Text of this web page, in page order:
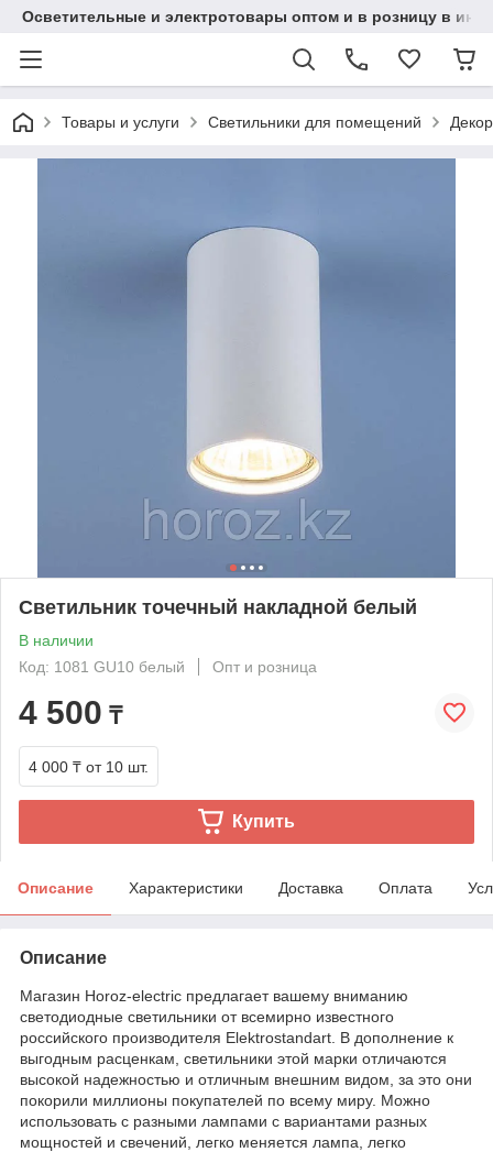
Осветительные и электротовары оптом и в розницу в
Товары и услуги Светильники для помещений
Светильник точечный накладной белый
В наличии
Код: 1081 GU10 белый
Опт и розница
4 500 ₸
4 000 ₸ от 10 шт.
Купить
Описание Характеристики Доставка Оплата
Описание
Магазин Horoz-electric предлагает вашему вниманию
светодиодные светильники от всемирно известного
российского производителя Elektrostandart. В дополнение к
выгодным расценкам, светильники этой марки отличаются
высокой надежностью и отличным внешним видом, за это они
покорили миллионы покупателей по всему миру. Можно
использовать с разными лампами с вариантами разных
мощностей и свечений, легко меняется лампа, легко